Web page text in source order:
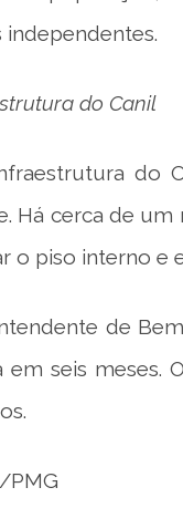
do Canil
do
Há cerca de
o piso interno e
de
em seis meses.
PMG